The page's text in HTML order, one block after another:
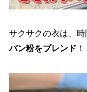
サクサクの衣は、
パン粉をブレンド ！